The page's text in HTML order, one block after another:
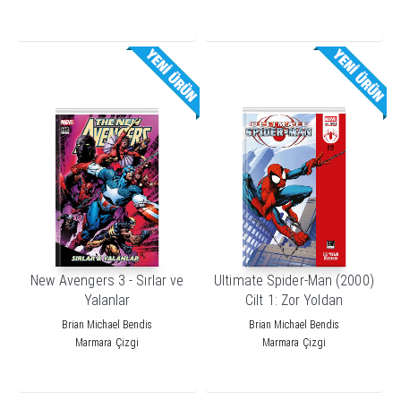
New Avengers 3 - Sırlar ve
Yalanlar
Brian Michael Bendis
Marmara Çizgi
Ultimate Spider-Man (2000)
Cilt 1: Zor Yoldan
Öğrenmek
Brian Michael Bendis
Marmara Çizgi